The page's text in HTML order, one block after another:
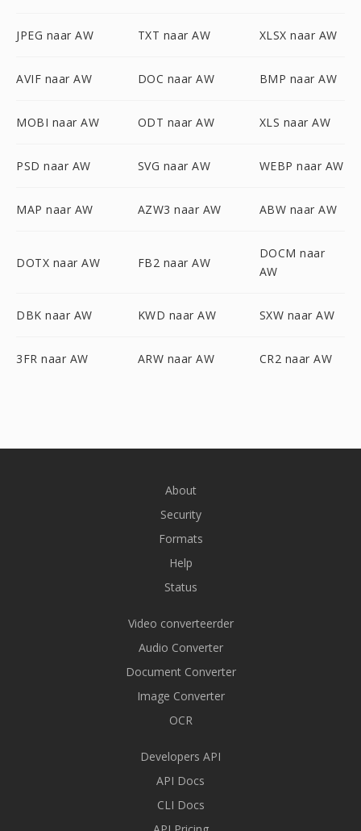
JPEG naar AW TXT naar AW XLSX naar AW
AVIF naar AW DOC naar AW BMP naar AW
MOBI naar AW ODT naar AW XLS naar AW
PSD naar AW SVG naar AW WEBP naar AW
MAP naar AW AZW3 naar AW ABW naar AW
DOTX naar AW FB2 naar AW
DOCM naar
AW
DBK naar AW KWD naar AW SXW naar AW
3FR naar AW ARW naar AW CR2 naar AW
About
Security
Formats
Help
Status
Video converteerder
Audio Converter
Document Converter
Image Converter
OCR
Developers API
API Docs
CLI Docs